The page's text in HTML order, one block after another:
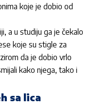
koje je dobio od
a u studiju ga je čekalo
koje su stigle za
da je dobio vrlo
kako njega, tako i
sa lica